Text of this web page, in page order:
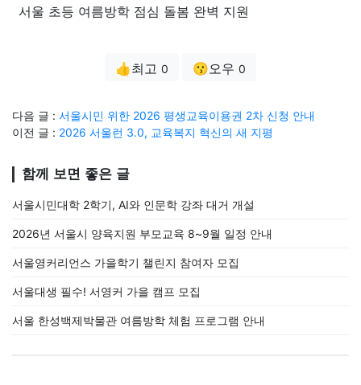
서울 초등 여름방학 점심 돌봄 완벽 지원
👍최고 0 😗오우 0
다음 글 : 서울시민 위한 2026 평생교육이용권 2차 신청 안내
이전 글 : 2026 서울런 3.0, 교육복지 혁신의 새 지평
함께 보면 좋은 글
서울시민대학 2학기, AI와 인문학 강좌 대거 개설
2026년 서울시 양육지원 부모교육 8~9월 일정 안내
서울영커리언스 가을학기 챌린지 참여자 모집
서울대생 필수! 서영커 가을 캠프 모집
서울 한성백제박물관 여름방학 체험 프로그램 안내